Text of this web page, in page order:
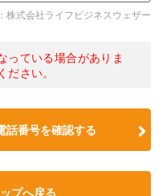
株式会社ライフビジネスウェザー
っている場合がありま
さい。
話番号を確認する
プへ戻る